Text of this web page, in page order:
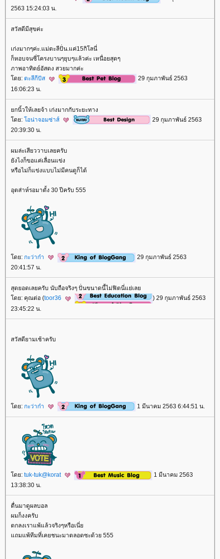
2563 15:24:03 น.
สวัสดีมีสุขค่ะ
เก่งมากๆค่ะ.แม่ตะลีปั่น.แค่15กิโลนี่
ก็หอบจนซี่โครงบานๆยุบๆแล้วค่ะ เหนื่อยสุดๆ
ภาพอาทิตย์อัสดง สวยมากค่ะ
ดย: ตะลีกีปัส
29 กุมภาพันธ์ 2563
16:06:23 น.
กนิ้วให้เลยจ้า เก่งมากกับระยะทาง
ดย: อน่าจอมซ่าส์
29 กุมภาพันธ์ 2563
20:39:30 น.
ผมล่ะเสียววาบเลยครับ
ังไงก็ขอแค่เลื่อนแข่ง
หรือไม่ก็แข่งแบบไม่มีคนดูก็ได้
อุตส่าห์รอมาตั้ง 30 ปีครับ 555
ดย: กะว่าก๋า
29 กุมภาพันธ์ 2563
20:41:57 น.
สุดยอดเลยครับ นับถือจริงๆ ปั่นขนาดนี้ไม่ฟิตนี่แย่เล
ดย: คุณต่อ (toor36
) 29 กุมภาพันธ์ 2563
23:45:22 น.
สวัสดียามเช้าครับ
ดย: กะว่าก๋า 1 มีนาคม 2563 6:44:51 น.
ดย: tuk-tuk@korat
1 มีนาคม 2563
13:38:30 น.
ตื่นมาดูผลบอล
ผมก็งงครับ
ตกลงเราแพ้แล้วจริงๆหรือเนี่
ถมแพ้ทีมที่เคยชนะมาตลอดซะด้วย 555